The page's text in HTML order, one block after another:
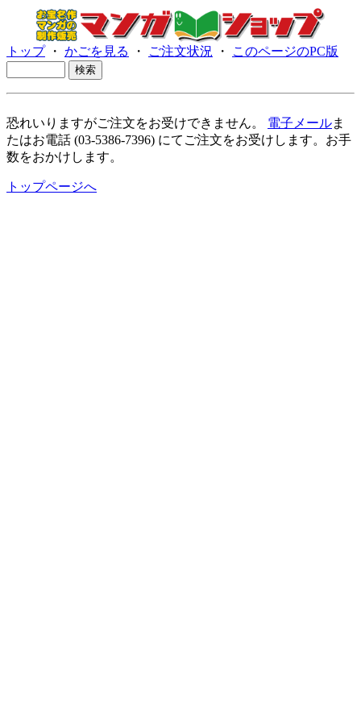
トップ・ かごを見る ・ ご注文状況 ・ このページのPC版
恐れいりますがご注文をお受けできません。 電子メールま
たはお電話 (03-5386-7396) にてご注文をお受けします。お手
数をおかけします。
トップページへ